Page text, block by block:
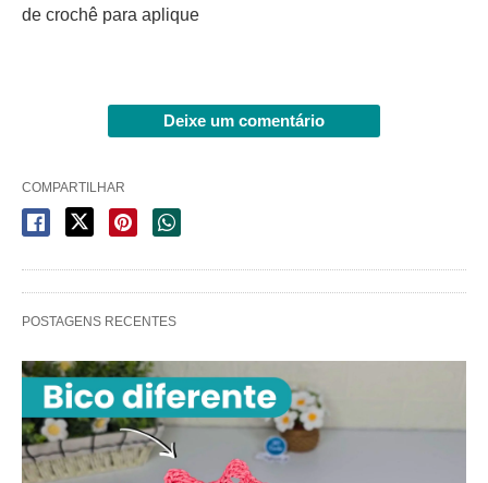
de crochê para aplique
Deixe um comentário
COMPARTILHAR
POSTAGENS RECENTES